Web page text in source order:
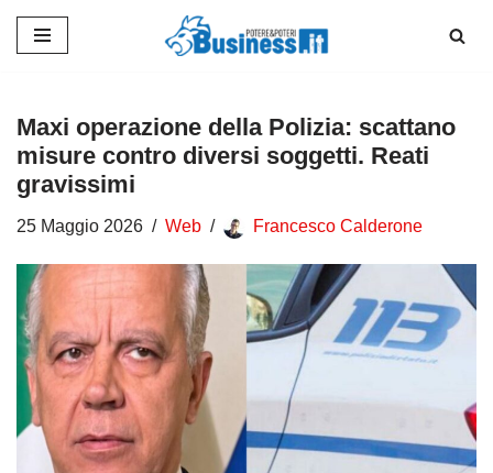
contenuto
Maxi operazione della Polizia: scattano
misure contro diversi soggetti. Reati
gravissimi
25 Maggio 2026 Web Francesco Calderone